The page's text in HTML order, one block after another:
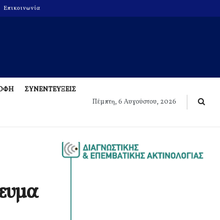
Επικοινωνία
ΣΥΝΕΝΤΕΥΞΕΙΣ
Πέμπτη, 6 Αυγούστου, 2026